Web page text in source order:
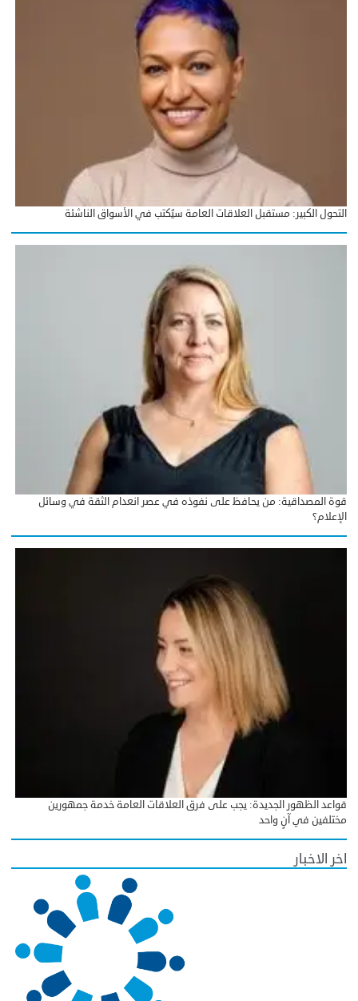
التحول الكبير: مستقبل العلاقات العامة سيُكتب في الأسواق الناشئة
قوة المصداقية: من يحافظ على نفوذه في عصر انعدام الثقة في وسائل
الإعلام؟
قواعد الظهور الجديدة: يجب على فرق العلاقات العامة خدمة جمهورين
مختلفين في آنٍ واحد
اخر الاخبار